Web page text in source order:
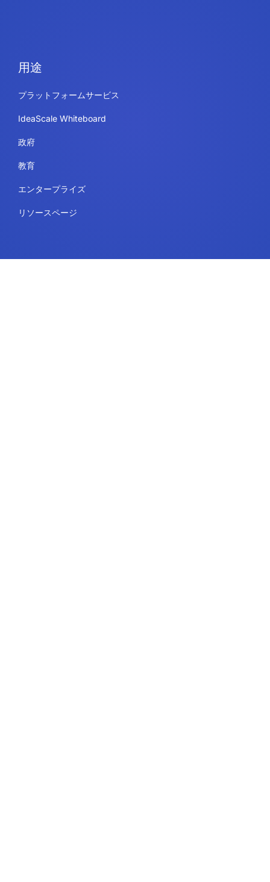
用途
プラットフォームサービス
IdeaScale Whiteboard
政府
教育
エンタープライズ
リソースページ